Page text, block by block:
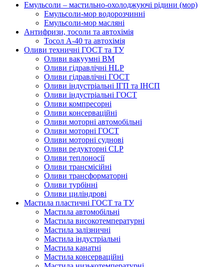
Емульсоли – мастильно-охолоджуючі рідини (мор)
Емульсоли-мор водорозчинні
Емульсоли-мор масляні
Антифризи, тосоли та автохімія
Тосол А-40 та автохімія
Оливи техничні ГОСТ та ТУ
Оливи вакуумні ВМ
Оливи гідравлічні HLP
Оливи гідравлічні ГОСТ
Оливи індустріальні ІГП та ІНСП
Оливи індустріальні ГОСТ
Оливи компресорні
Оливи консерваційні
Оливи моторні автомобільні
Оливи моторні ГОСТ
Оливи моторні суднові
Оливи редукторні CLP
Оливи теплоносії
Оливи трансмісійні
Оливи трансформаторні
Оливи турбінні
Оливи циліндрові
Мастила пластичні ГОСТ та ТУ
Мастила автомобільні
Мастила високотемпературні
Мастила залізничні
Мастила індустріальні
Мастила канатні
Мастила консерваційні